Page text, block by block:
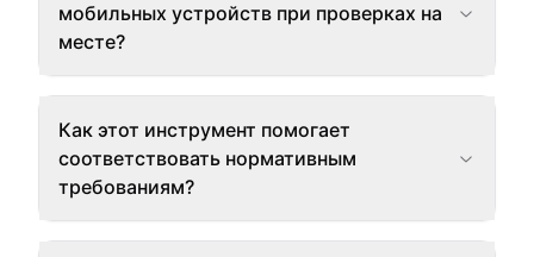
мобильных устройств при проверках на
месте?
Как этот инструмент помогает
соответствовать нормативным
требованиям?